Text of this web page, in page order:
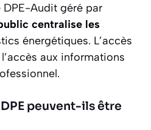
DPE-Audit géré par
centralise les
énergétiques. L’accès
aux informations
peuvent-ils être